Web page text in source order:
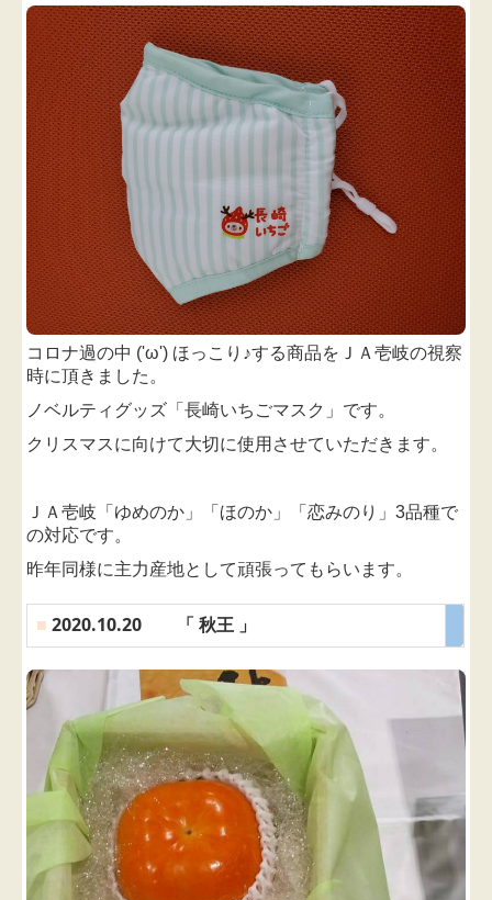
コロナ過の中 ('ω') ほっこり♪する商品を ＪＡ壱岐の視察
時に頂きました。
ノベルティグッズ「長崎いちごマスク」です。
クリスマスに向けて大切に使用させていただきます。
ＪＡ壱岐「ゆめのか」「ほのか」「恋みのり」3品種で
の対応です。
昨年同様に主力産地として頑張ってもらいます。
■ 2020.10.20 「 秋王 」